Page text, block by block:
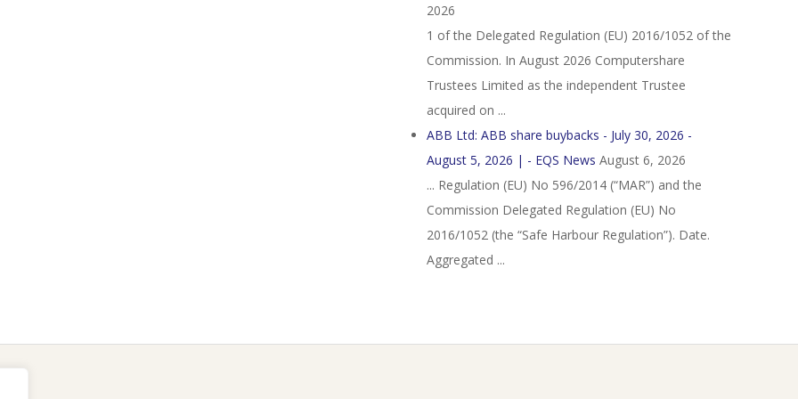
2026
1 of the Delegated Regulation (EU) 2016/1052 of the
Commission. In August 2026 Computershare
Trustees Limited as the independent Trustee
acquired on ...
ABB Ltd: ABB share buybacks - July 30, 2026 -
August 5, 2026 | - EQS News August 6, 2026
... Regulation (EU) No 596/2014 (“MAR”) and the
Commission Delegated Regulation (EU) No
2016/1052 (the “Safe Harbour Regulation”). Date.
Aggregated ...